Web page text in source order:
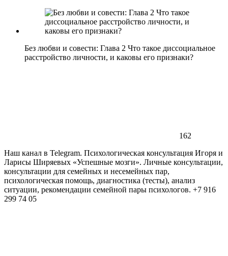
Без любви и совести: Глава 2 Что такое диссоциальное
расстройство личности, и каковы его признаки?
162
Наш канал в Telegram. Психологическая консультация Игоря и
Ларисы Ширяевых «Успешные мозги». Личные консультации,
консультации для семейных и несемейных пар,
психологическая помощь, диагностика (тесты), анализ
ситуации, рекомендации семейной пары психологов. +7 916
299 74 05